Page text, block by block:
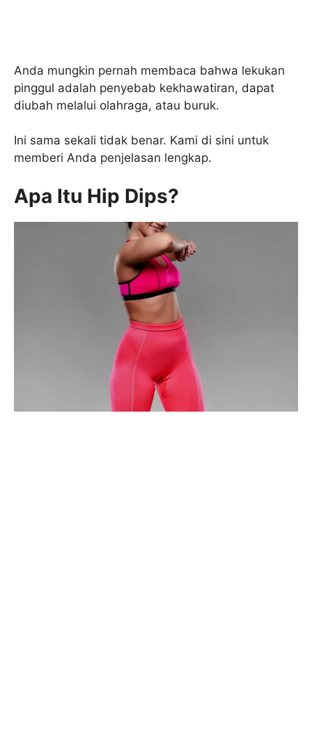
Anda mungkin pernah membaca bahwa lekukan
pinggul adalah penyebab kekhawatiran, dapat
diubah melalui olahraga, atau buruk.
Ini sama sekali tidak benar. Kami di sini untuk
memberi Anda penjelasan lengkap.
Apa Itu Hip Dips?